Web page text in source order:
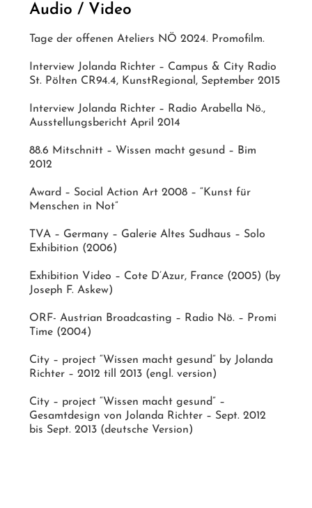
Audio / Video
Tage der offenen Ateliers NÖ 2024. Promofilm.
Interview Jolanda Richter – Campus & City Radio
St. Pölten CR94.4, KunstRegional, September 2015
Interview Jolanda Richter – Radio Arabella Nö.,
Ausstellungsbericht April 2014
88.6 Mitschnitt – Wissen macht gesund – Bim
2012
Award – Social Action Art 2008 – “Kunst für
Menschen in Not”
TVA – Germany – Galerie Altes Sudhaus – Solo
Exhibition (2006)
Exhibition Video – Cote D’Azur, France (2005) (by
Joseph F. Askew)
ORF- Austrian Broadcasting – Radio Nö. – Promi
Time (2004)
City – project “Wissen macht gesund” by Jolanda
Richter – 2012 till 2013 (engl. version)
City – project “Wissen macht gesund” –
Gesamtdesign von Jolanda Richter – Sept. 2012
bis Sept. 2013 (deutsche Version)